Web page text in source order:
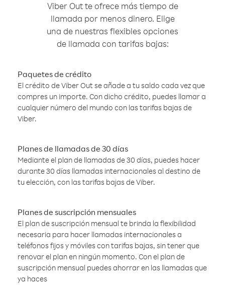
Viber Out te ofrece más tiempo de
llamada por menos dinero. Elige
una de nuestras flexibles opciones
de llamada con tarifas bajas:
Paquetes de crédito
El crédito de Viber Out se añade a tu saldo cada vez que
compres un importe. Con dicho crédito, puedes llamar a
cualquier número del mundo con las tarifas bajas de
Viber.
Planes de llamadas de 30 días
Mediante el plan de llamadas de 30 días, puedes hacer
durante 30 días llamadas internacionales al destino de
tu elección, con las tarifas bajas de Viber.
Planes de suscripción mensuales
El plan de suscripción mensual te brinda la flexibilidad
necesaria para hacer llamadas internacionales a
teléfonos fijos y móviles con tarifas bajas, sin tener que
renovar el plan en ningún momento. Con el plan de
suscripción mensual puedes ahorrar en las llamadas que
ya haces